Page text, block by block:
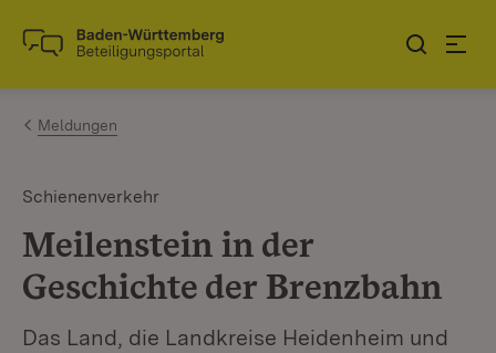
Zum Inhalt springen
Link zur Startseite
Meldungen
Schienenverkehr
Meilenstein in der
Geschichte der Brenzbahn
Das Land, die Landkreise Heidenheim und